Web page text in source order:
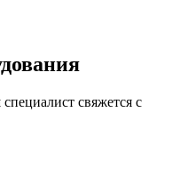
свяжется с